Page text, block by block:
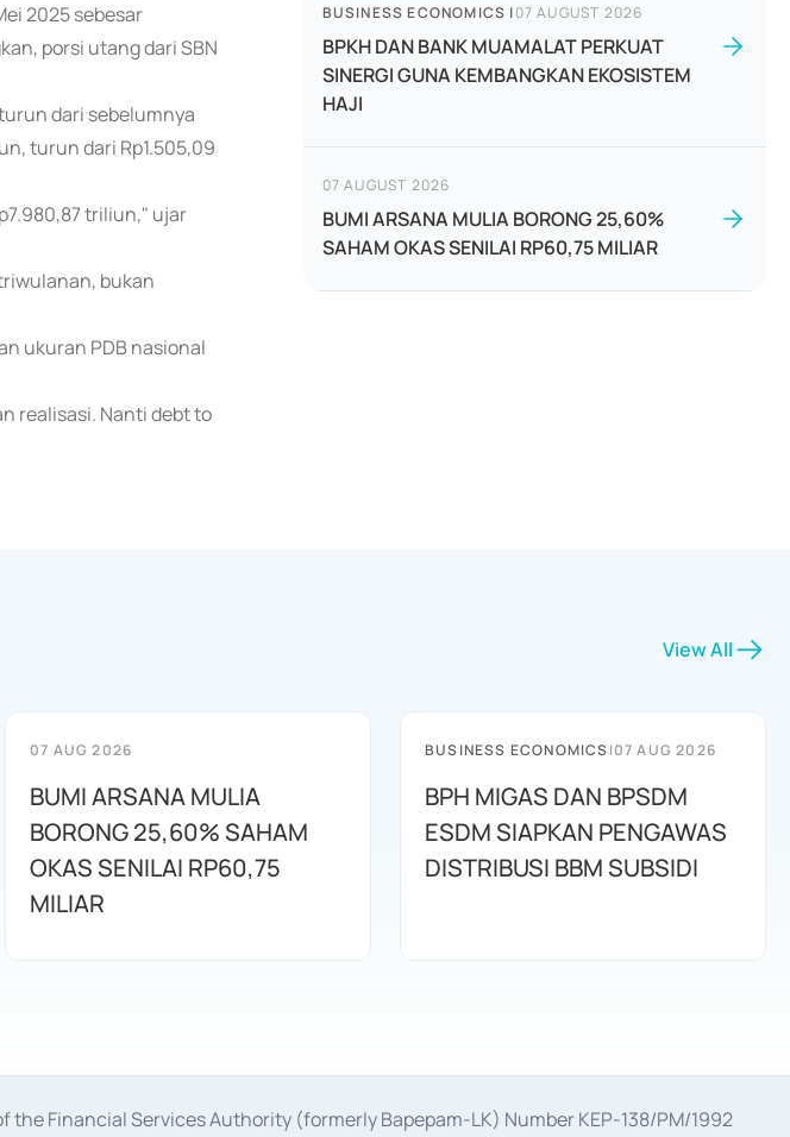
2025 sebesar
porsi utang dari SBN
dari sebelumnya
turun dari Rp1.505,09
triliun," ujar
bukan
ukuran PDB nasional
realisasi. Nanti debt to
BUSINESS ECONOMICS |07 AUGUST 2026
BPKH DAN BANK MUAMALAT PERKUAT
SINERGI GUNA KEMBANGKAN EKOSISTEM
HAJI
07 AUGUST 2026
BUMI ARSANA MULIA BORONG 25,60%
SAHAM OKAS SENILAI RP60,75 MILIAR
View All
07 AUG 2026
BUMI ARSANA MULIA
BORONG 25,60% SAHAM
OKAS SENILAI RP60,75
MILIAR
BUSINESS ECONOMICS|07 AUG 2026
BPH MIGAS DAN BPSDM
ESDM SIAPKAN PENGAWAS
DISTRIBUSI BBM SUBSIDI
Financial Services Authority (formerly Bapepam-LK) Number KEP-138/PM/1992